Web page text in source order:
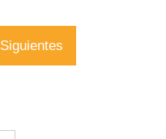
Siguientes